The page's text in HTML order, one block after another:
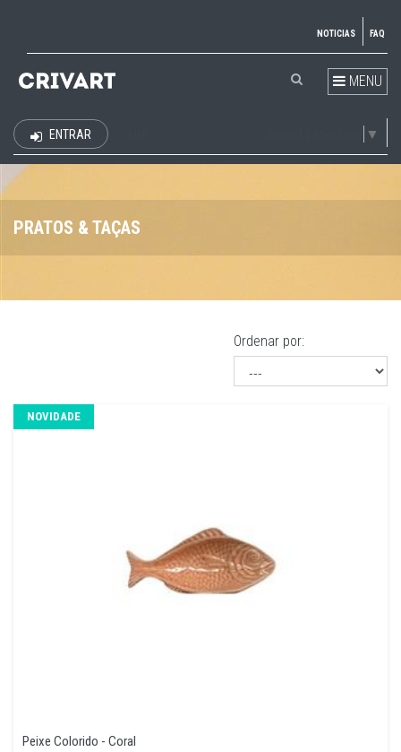
NOTICIAS FAQ
MENU
▼
ENTRAR
PRATOS & TAÇAS
Ordenar por:
NOVIDADE
Peixe Colorido - Coral